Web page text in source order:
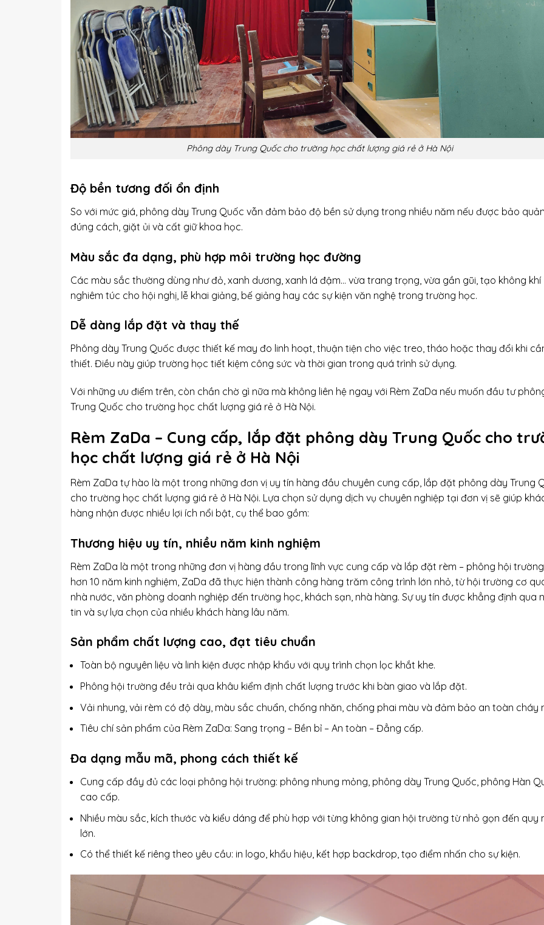
Phông dày Trung Quốc cho trường học chất lượng giá rẻ ở Hà Nội
Độ bền tương đối ổn định
So với mức giá, phông dày Trung Quốc vẫn đảm bảo độ bền sử dụng trong nhiều năm nếu được bảo
đúng cách, giặt ủi và cất giữ khoa học.
Màu sắc đa dạng, phù hợp môi trường học đường
Các màu sắc thường dùng như đỏ, xanh dương, xanh lá đậm… vừa trang trọng, vừa gần gũi, tạo không khí
nghiêm túc cho hội nghị, lễ khai giảng, bế giảng hay các sự kiện văn nghệ trong trường học.
Dễ dàng lắp đặt và thay thế
Phông dày Trung Quốc được thiết kế may đo linh hoạt, thuận tiện cho việc treo, tháo hoặc thay đổi khi
thiết. Điều này giúp trường học tiết kiệm công sức và thời gian trong quá trình sử dụng.
Với những ưu điểm trên, còn chần chờ gì nữa mà không liên hệ ngay với Rèm ZaDa nếu muốn đầu tư
Trung Quốc cho trường học chất lượng giá rẻ ở Hà Nội.
Rèm ZaDa – Cung cấp, lắp đặt phông dày Trung Quốc cho
học chất lượng giá rẻ ở Hà Nội
Rèm ZaDa tự hào là một trong những đơn vị uy tín hàng đầu chuyên cung cấp, lắp đặt phông dày Trung
cho trường học chất lượng giá rẻ ở Hà Nội. Lựa chọn sử dụng dịch vụ chuyên nghiệp tại đơn vị sẽ giúp
hàng nhận được nhiều lợi ích nổi bật, cụ thể bao gồm:
Thương hiệu uy tín, nhiều năm kinh nghiệm
Rèm ZaDa là một trong những đơn vị hàng đầu trong lĩnh vực cung cấp và lắp đặt rèm – phông hội
hơn 10 năm kinh nghiệm, ZaDa đã thực hiện thành công hàng trăm công trình lớn nhỏ, từ hội trường cơ
nhà nước, văn phòng doanh nghiệp đến trường học, khách sạn, nhà hàng. Sự uy tín được khẳng định qua
tin và sự lựa chọn của nhiều khách hàng lâu năm.
Sản phẩm chất lượng cao, đạt tiêu chuẩn
Toàn bộ nguyên liệu và linh kiện được nhập khẩu với quy trình chọn lọc khắt khe.
Phông hội trường đều trải qua khâu kiểm định chất lượng trước khi bàn giao và lắp đặt.
Vải nhung, vải rèm có độ dày, màu sắc chuẩn, chống nhăn, chống phai màu và đảm bảo an toàn cháy
Tiêu chí sản phẩm của Rèm ZaDa: Sang trọng – Bền bỉ – An toàn – Đẳng cấp.
Đa dạng mẫu mã, phong cách thiết kế
Cung cấp đầy đủ các loại phông hội trường: phông nhung mỏng, phông dày Trung Quốc, phông Hàn
cao cấp.
Nhiều màu sắc, kích thước và kiểu dáng để phù hợp với từng không gian hội trường từ nhỏ gọn đến quy
lớn.
Có thể thiết kế riêng theo yêu cầu: in logo, khẩu hiệu, kết hợp backdrop, tạo điểm nhấn cho sự kiện.